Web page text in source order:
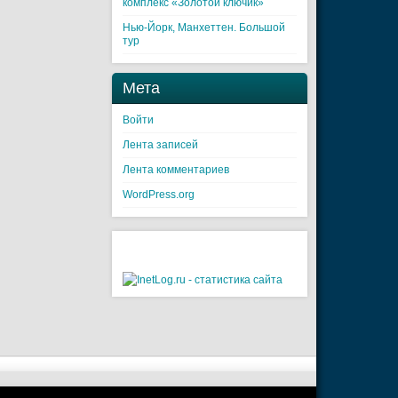
комплекс «Золотой ключик»
Нью-Йорк, Манхеттен. Большой
тур
Мета
Войти
Лента записей
Лента комментариев
WordPress.org